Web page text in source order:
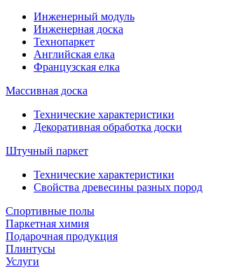
Инженерный модуль
Инженерная доска
Технопаркет
Английская елка
Французская елка
Массивная доска
Технические характеристики
Декоративная обработка доски
Штучный паркет
Технические характеристики
Свойства древесины разных пород
Спортивные полы
Паркетная химия
Подарочная продукция
Плинтусы
Услуги